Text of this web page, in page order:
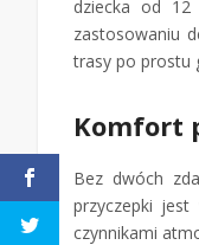
dziecka od 12
zastosowaniu
trasy po prostu
Komfort
Bez dwóch
przyczepki
czynnikami